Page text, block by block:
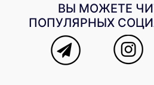
ВЫ МОЖЕТЕ
ПОПУЛЯРНЫХ